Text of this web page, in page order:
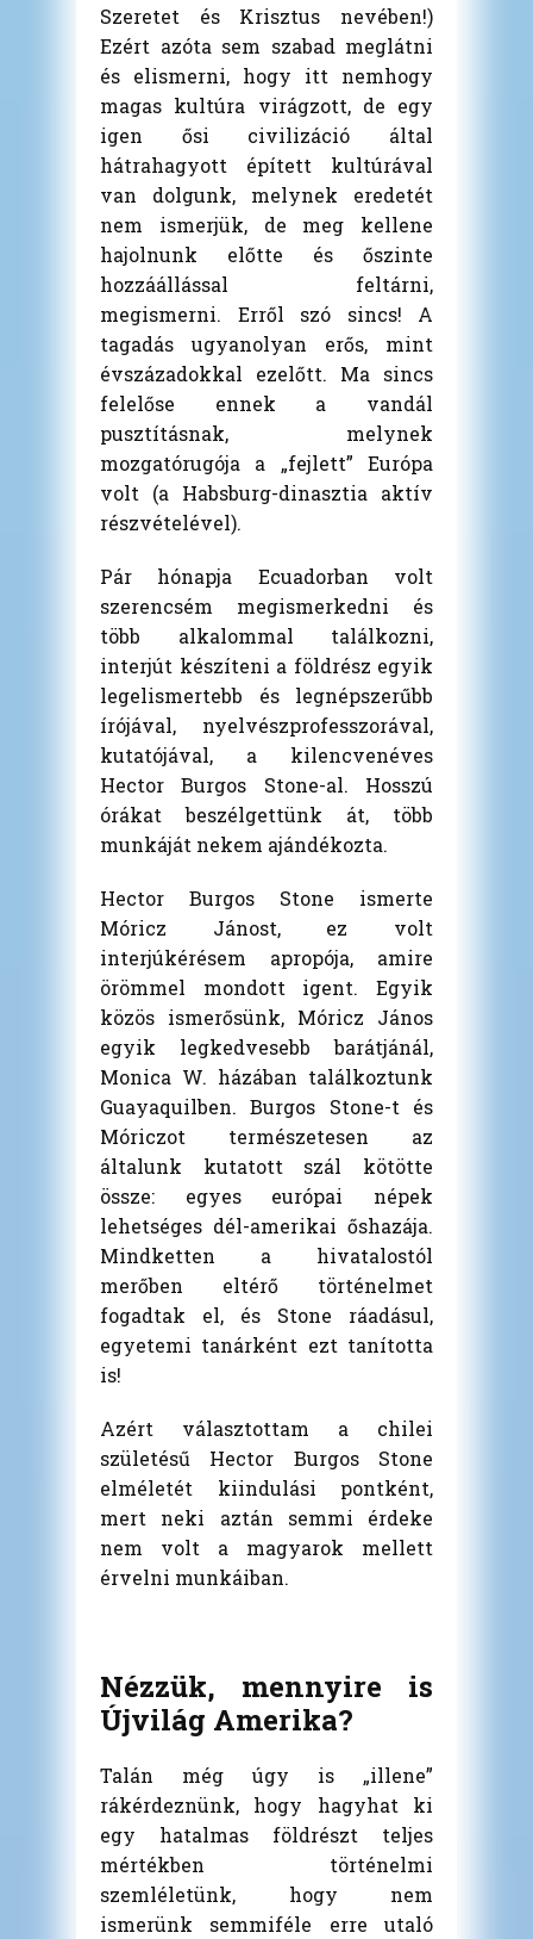
Szeretet és Krisztus nevében!)
Ezért azóta sem szabad meglátni
és elismerni, hogy itt nemhogy
magas kultúra virágzott, de egy
igen ősi civilizáció által
hátrahagyott épített kultúrával
van dolgunk, melynek eredetét
nem ismerjük, de meg kellene
hajolnunk előtte és őszinte
hozzáállással feltárni,
megismerni. Erről szó sincs! A
tagadás ugyanolyan erős, mint
évszázadokkal ezelőtt. Ma sincs
felelőse ennek a vandál
pusztításnak, melynek
mozgatórugója a „fejlett” Európa
volt (a Habsburg-dinasztia aktív
részvételével).
Pár hónapja Ecuadorban volt
szerencsém megismerkedni és
több alkalommal találkozni,
interjút készíteni a földrész egyik
legelismertebb és legnépszerűbb
írójával, nyelvészprofesszorával,
kutatójával, a kilencvenéves
Hector Burgos Stone-al. Hosszú
órákat beszélgettünk át, több
munkáját nekem ajándékozta.
Hector Burgos Stone ismerte
Móricz Jánost, ez volt
interjúkérésem apropója, amire
örömmel mondott igent. Egyik
közös ismerősünk, Móricz János
egyik legkedvesebb barátjánál,
Monica W. házában találkoztunk
Guayaquilben. Burgos Stone-t és
Móriczot természetesen az
általunk kutatott szál kötötte
össze: egyes európai népek
lehetséges dél-amerikai őshazája.
Mindketten a hivatalostól
merőben eltérő történelmet
fogadtak el, és Stone ráadásul,
egyetemi tanárként ezt tanította
is!
Azért választottam a chilei
születésű Hector Burgos Stone
elméletét kiindulási pontként,
mert neki aztán semmi érdeke
nem volt a magyarok mellett
érvelni munkáiban.
Nézzük, mennyire is
Újvilág Amerika?
Talán még úgy is „illene”
rákérdeznünk, hogy hagyhat ki
egy hatalmas földrészt teljes
mértékben történelmi
szemléletünk, hogy nem
ismerünk semmiféle erre utaló